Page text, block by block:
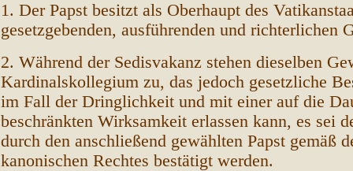
1. Der Papst besitzt als Oberhaupt des
gesetzgebenden, ausführenden und richterlichen
2. Während der Sedisvakanz stehen dieselben
Kardinalskollegium zu, das jedoch gesetzliche
im Fall der Dringlichkeit und mit einer auf die
beschränkten Wirksamkeit erlassen kann, es sei
durch den anschließend gewählten Papst gemäß
kanonischen Rechtes bestätigt werden.